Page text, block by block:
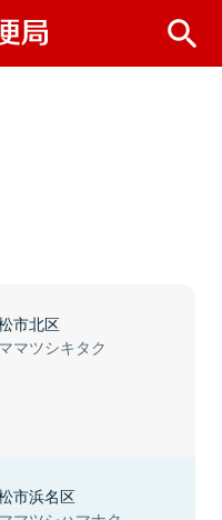
市北区
マツシキタク
市浜名区